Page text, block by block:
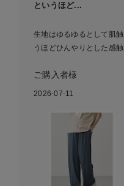
というほど...
生地はゆるゆるとして肌
うほどひんやりとした感
ご購入者様
2026-07-11